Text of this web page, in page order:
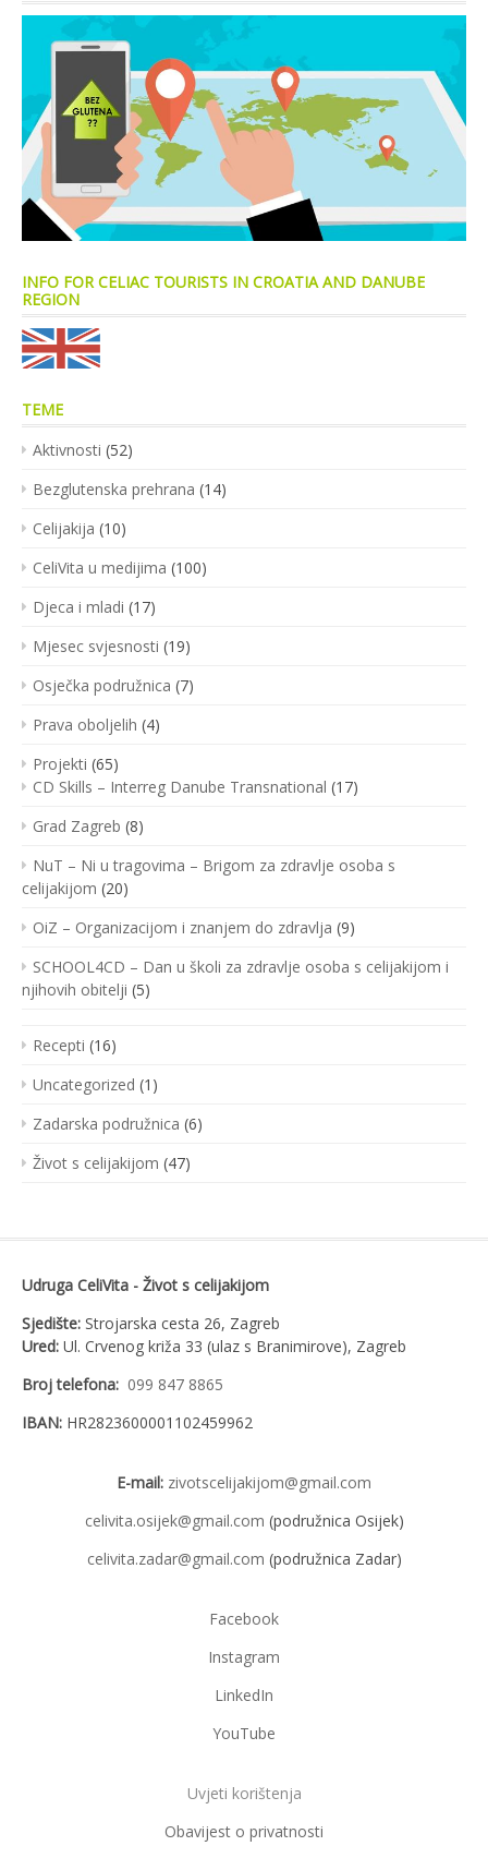
INFO FOR CELIAC TOURISTS IN CROATIA AND DANUBE
REGION
TEME
Aktivnosti (52)
Bezglutenska prehrana (14)
Celijakija (10)
CeliVita u medijima (100)
Djeca i mladi (17)
Mjesec svjesnosti (19)
Osječka podružnica (7)
Prava oboljelih (4)
Projekti (65)
CD Skills – Interreg Danube Transnational (17)
Grad Zagreb (8)
NuT – Ni u tragovima – Brigom za zdravlje osoba s
celijakijom (20)
OiZ – Organizacijom i znanjem do zdravlja (9)
SCHOOL4CD – Dan u školi za zdravlje osoba s celijakijom i
njihovih obitelji (5)
Recepti (16)
Uncategorized (1)
Zadarska podružnica (6)
Život s celijakijom (47)
Udruga CeliVita - Život s celijakijom
Sjedište: Strojarska cesta 26, Zagreb
Ured: Ul. Crvenog križa 33 (ulaz s Branimirove), Zagreb
Broj telefona: 099 847 8865
IBAN: HR2823600001102459962
E-mail: zivotscelijakijom@gmail.com
celivita.osijek@gmail.com (podružnica Osijek)
celivita.zadar@gmail.com (podružnica Zadar)
Facebook
Instagram
LinkedIn
YouTube
Uvjeti korištenja
Obavijest o privatnosti